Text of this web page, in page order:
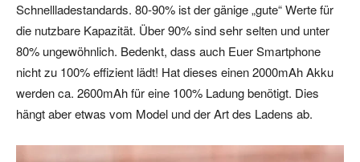
Schnellladestandards. 80-90% ist der gänige „gute“ Werte für
die nutzbare Kapazität. Über 90% sind sehr selten und unter
80% ungewöhnlich. Bedenkt, dass auch Euer Smartphone
nicht zu 100% effizient lädt! Hat dieses einen 2000mAh Akku
werden ca. 2600mAh für eine 100% Ladung benötigt. Dies
hängt aber etwas vom Model und der Art des Ladens ab.